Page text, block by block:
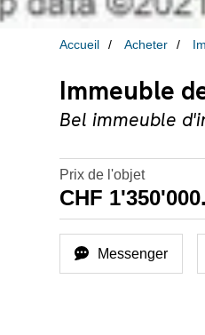
Accueil Acheter
Immeuble
Bel immeuble
Prix de l'objet
CHF
Messenger